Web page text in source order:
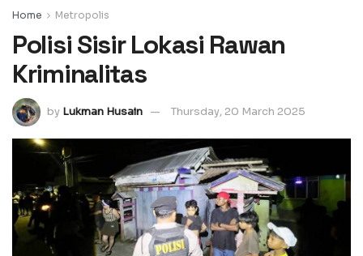
Home Metropolis
Polisi Sisir Lokasi Rawan
Kriminalitas
by Lukman Husain Thursday, 20 March 2025